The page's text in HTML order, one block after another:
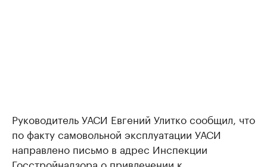
Руководитель УАСИ Евгений Улитко сообщил, что
по факту самовольной эксплуатации УАСИ
направлено письмо в адрес Инспекции
Госстройнадзора о привлечении к